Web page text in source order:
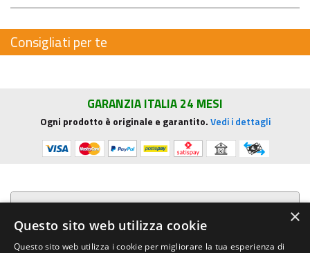
Consigliati per te
GARANZIA ITALIA 24 MESI
Ogni prodotto è originale e garantito.Vedi i dettagli
Presentazione aziendale
Acquista su R.G. Sound
×
Questo sito web utilizza cookie
Questo sito web utilizza i cookie per migliorare la tua esperienza di